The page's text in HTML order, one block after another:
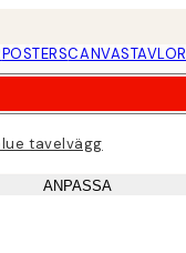
POSTERSCANVASTAVLOR
tavelvägg
ANPASSA